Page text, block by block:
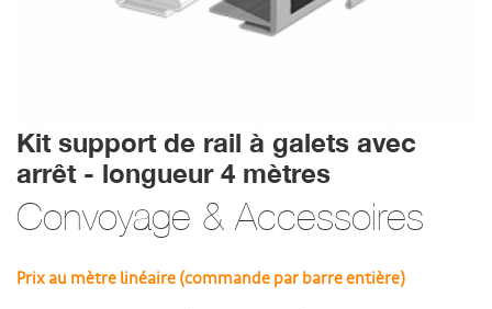
Kit support de rail à galets avec
arrêt - longueur 4 mètres
Convoyage & Accessoires
Prix au mètre linéaire (commande par barre entière)